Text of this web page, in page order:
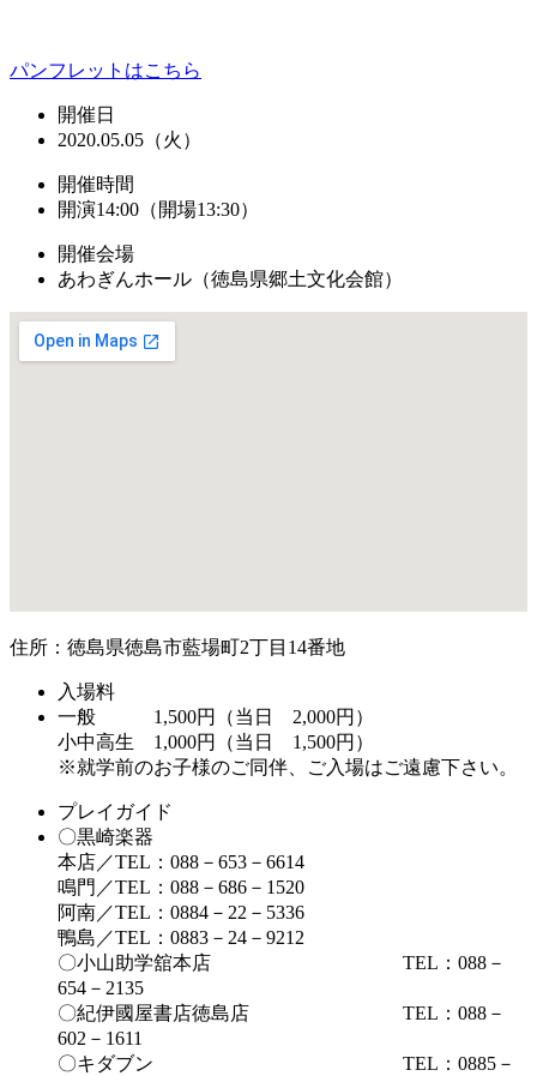
パンフレットはこちら
開催日
2020.05.05（火）
開催時間
開演14:00（開場13:30）
開催会場
あわぎんホール（徳島県郷土文化会館）
住所：徳島県徳島市藍場町2丁目14番地
入場料
一般 1,500円（当日 2,000円）
小中高生 1,000円（当日 1,500円）
※就学前のお子様のご同伴、ご入場はご遠慮下さい。
プレイガイド
〇黒崎楽器
本店／TEL：088－653－6614
鳴門／TEL：088－686－1520
阿南／TEL：0884－22－5336
鴨島／TEL：0883－24－9212
〇小山助学舘本店 TEL：088－
654－2135
〇紀伊國屋書店徳島店 TEL：088－
602－1611
〇キダブン TEL：0885－